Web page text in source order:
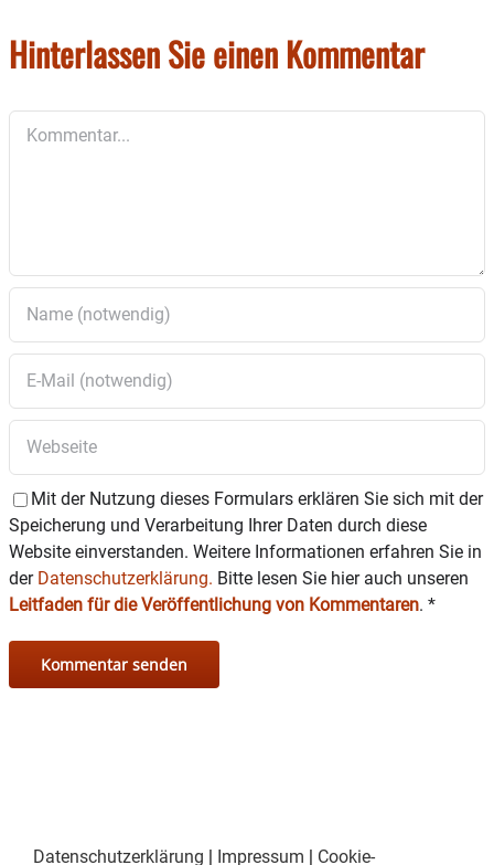
Hinterlassen Sie einen Kommentar
Mit der Nutzung dieses Formulars erklären Sie sich mit der
Speicherung und Verarbeitung Ihrer Daten durch diese
Website einverstanden. Weitere Informationen erfahren Sie in
der Datenschutzerklärung. Bitte lesen Sie hier auch unseren
Leitfaden für die Veröffentlichung von Kommentaren. *
Datenschutzerklärung | Impressum | Cookie-